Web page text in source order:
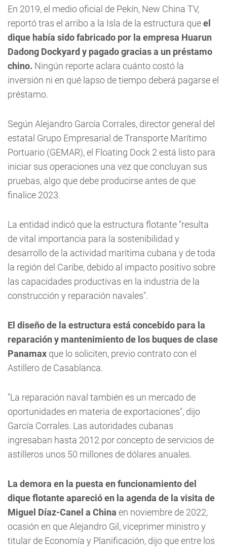
En 2019, el medio oficial de Pekín, New China TV,
reportó tras el arribo a la Isla de la estructura queel
dique había sido fabricado por la empresa Huarun
Dadong Dockyard y pagado gracias a un préstamo
chino. Ningún reporte aclara cuánto costó la
inversión ni en qué lapso de tiempo deberá pagarse el
préstamo.
Según Alejandro García Corrales, director general del
estatal Grupo Empresarial de Transporte Marítimo
Portuario (GEMAR), el Floating Dock 2 está listo para
iniciar sus operaciones una vez que concluyan sus
pruebas, algo que debe producirse antes de que
finalice 2023.
La entidad indicó que la estructura flotante "resulta
de vital importancia para la sostenibilidad y
desarrollo de la actividad marítima cubana y de toda
la región del Caribe, debido al impacto positivo sobre
las capacidades productivas en la industria de la
construcción y reparación navales".
El diseño de la estructura está concebido para la
reparación y mantenimiento de los buques de clase
Panamax que lo soliciten, previo contrato con el
Astillero de Casablanca.
"La reparación naval también es un mercado de
oportunidades en materia de exportaciones", dijo
García Corrales. Las autoridades cubanas
ingresaban hasta 2012 por concepto de servicios de
astilleros unos 50 millones de dólares anuales.
La demora en la puesta en funcionamiento del
dique flotante apareció en la agenda de la visita de
Miguel Díaz-Canel a China en noviembre de 2022,
ocasión en que Alejandro Gil, viceprimer ministro y
titular de Economía y Planificación, dijo que entre los